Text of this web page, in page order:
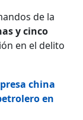
de la
y cinco
en el delito
china
en